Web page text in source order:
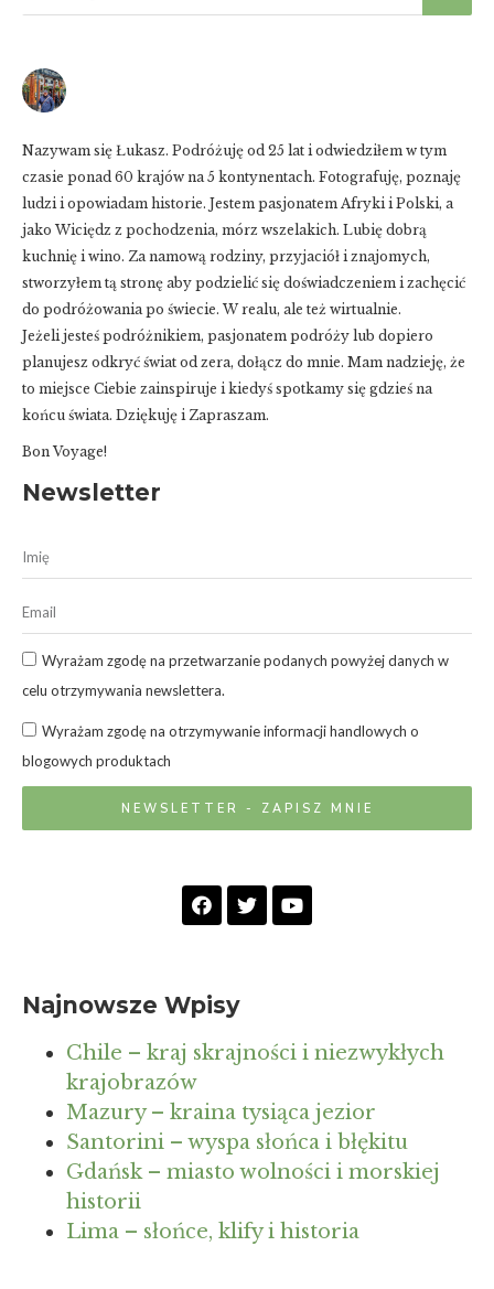
Nazywam się Łukasz. Podróżuję od 25 lat i odwiedziłem w tym
czasie ponad 60 krajów na 5 kontynentach. Fotografuję, poznaję
ludzi i opowiadam historie. Jestem pasjonatem Afryki i Polski, a
jako Wiciędz z pochodzenia, mórz wszelakich. Lubię dobrą
kuchnię i wino. Za namową rodziny, przyjaciół i znajomych,
stworzyłem tą stronę aby podzielić się doświadczeniem i zachęcić
do podróżowania po świecie. W realu, ale też wirtualnie.
Jeżeli jesteś podróżnikiem, pasjonatem podróży lub dopiero
planujesz odkryć świat od zera, dołącz do mnie. Mam nadzieję, że
to miejsce Ciebie zainspiruje i kiedyś spotkamy się gdzieś na
końcu świata. Dziękuję i Zapraszam.
Bon Voyage!
Newsletter
Wyrażam zgodę na przetwarzanie podanych powyżej danych w
celu otrzymywania newslettera.
Wyrażam zgodę na otrzymywanie informacji handlowych o
blogowych produktach
NEWSLETTER - ZAPISZ MNIE
Najnowsze Wpisy
Chile – kraj skrajności i niezwykłych
krajobrazów
Mazury – kraina tysiąca jezior
Santorini – wyspa słońca i błękitu
Gdańsk – miasto wolności i morskiej
historii
Lima – słońce, klify i historia